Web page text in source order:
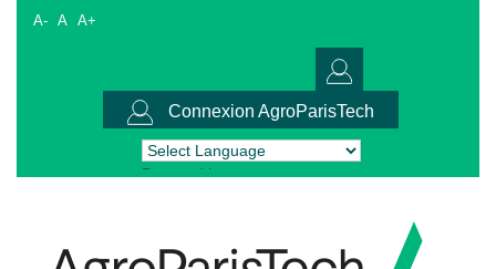
A- A A+
Connexion AgroParisTech
Powered by Translate